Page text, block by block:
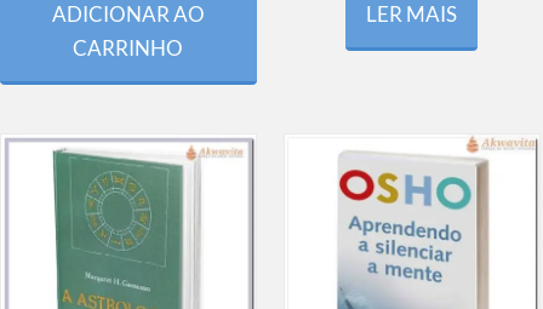
ADICIONAR AO
CARRINHO
LER MAIS